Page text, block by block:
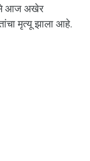
आज अखेर
मृत्यू झाला आहे.